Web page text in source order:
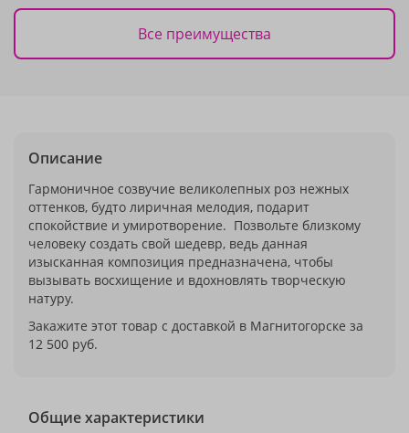
Все преимущества
Описание
Гармоничное созвучие великолепных роз нежных
оттенков, будто лиричная мелодия, подарит
спокойствие и умиротворение. Позвольте близкому
человеку создать свой шедевр, ведь данная
изысканная композиция предназначена, чтобы
вызывать восхищение и вдохновлять творческую
натуру.
Закажите этот товар с доставкой в Магнитогорске за
12 500 руб.
Общие характеристики